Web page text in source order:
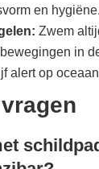
en hygiëne.
Zwem
in
alert op